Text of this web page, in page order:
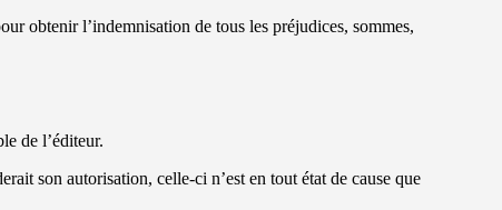
obtenir l’indemnisation de tous les préjudices, sommes,
de l’éditeur.
son autorisation, celle-ci n’est en tout état de cause que